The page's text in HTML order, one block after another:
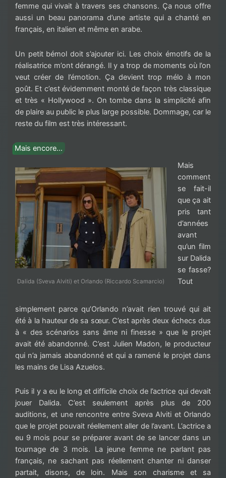
femme qui vivait à travers ses chansons. Ça nous offre
aussi un beau panorama d’une artiste qui a chanté en
français, en italien et même en arabe.
Un petit bémol doit s’ajouter ici. Les choix émotifs de la
réalisatrice m’ont dérangé. Il y a trop de moments où l’on
veut créer de l’émotion. Ça devient trop mélo à mon
goût. Et c’est évidemment monté de façon très classique
et très « Hollywood ». On tombe dans la simplicité afin
de plaire au public le plus large possible. Dommage, car le
reste du film est très intéressant.
Mais encore…
Dalida (Sveva Alviti) et Orlando (Riccardo Scamarcio)
Mais
comment
se fait-il
que ça ait
pris tant
d’années
avant
qu’un film
sur Dalida
se fasse?
Tout
simplement parce qu’Orlando n’avait rien trouvé qui ait
été à la hauteur de sa sœur. C’est après deux échecs dus
à « des scénarios sans âme ni finesse » que le projet
avait été abandonné. C’est Julien Madon, le producteur
qui n’a jamais abandonné et qui a ramené le projet dans
les mains de Lisa Azuelos.
Puis il y a eu le long et difficile choix de l’actrice qui devait
jouer Dalida. C’est seulement après plus de 200
auditions, et une rencontre entre Sveva Alviti et Orlando
que le projet pouvait réellement aller de l’avant. L’actrice a
eu 9 mois pour se préparer avant de se lancer dans un
tournage de 3 mois. La jeune femme ne parlant pas
français, ne sachant pas réellement chanter ni danser
partait, disons, de loin. Mais son charisme et sa